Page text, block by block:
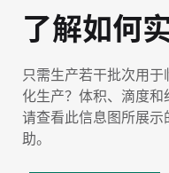
了解如何
只需生产若干批次用
化生产？体积、滴度和
请查看此信息图所展示
助。